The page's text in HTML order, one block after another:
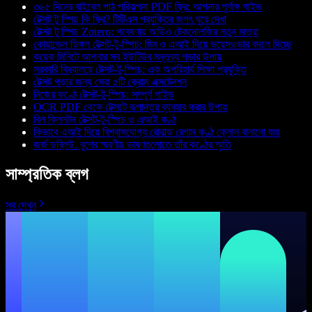
৩৬৫ দিনের বাইবেল পাঠ পরিকল্পনা PDF ফ্রি: আপনার পূর্ণাঙ্গ গাইড
টেক্সট টু স্পিচ কি ফ্রি? টিটিএস প্রযুক্তির জগৎ ঘুরে দেখা
টেক্সট টু স্পিচ Zotero: গবেষণায় অডিও টেকনোলজির নতুন মাত্রা
কোয়ান্ডেল ডিঙ্গল টেক্সট-টু-স্পিচ: মিম ও এআই দিয়ে ভয়েসওভার বদলে দিচ্ছে
কয়েক মিনিটে আপনার সব ইউটিউব মন্তব্য পড়ার উপায়
সরকারি বিদ্যালয়ে টেক্সট-টু-স্পিচ: এক অপরিহার্য শিক্ষা প্রযুক্তি
টেক্সট পড়ার জন্য সেরা ৫টি ক্রোম এক্সটেনশন
নিজের কণ্ঠে টেক্সট-টু-স্পিচ: সম্পূর্ণ গাইড
OCR PDF থেকে টেক্সটে রূপান্তর ব্যবহার করার উপায়
বিল ক্লিনটন টেক্সট-টু-স্পিচ ও এআই কণ্ঠ
কিভাবে এআই দিয়ে বিশ্বাসযোগ্য রোনাল্ড রেগান কণ্ঠ ক্লোন বানানো যায়
জর্জ ডব্লিউ. বুশের স্মরণীয় ভাষণগুলোতে তাঁর কণ্ঠের স্মৃতি
সাম্প্রতিক ব্লগ
সব দেখুন